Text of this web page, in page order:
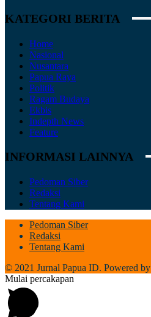
KATEGORI BERITA
Home
Nasional
Nusantara
Papua Raya
Politik
Ragam Budaya
Ekbis
Indepth News
Feature
INFORMASI LAINNYA
Pedoman Siber
Redaksi
Tentang Kami
Pedoman Siber
Redaksi
Tentang Kami
© 2021 Jurnal Papua ID. Powered by
Mulai percakapan